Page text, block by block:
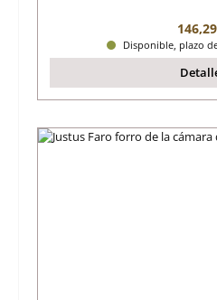
Precio
Disponible, plazo